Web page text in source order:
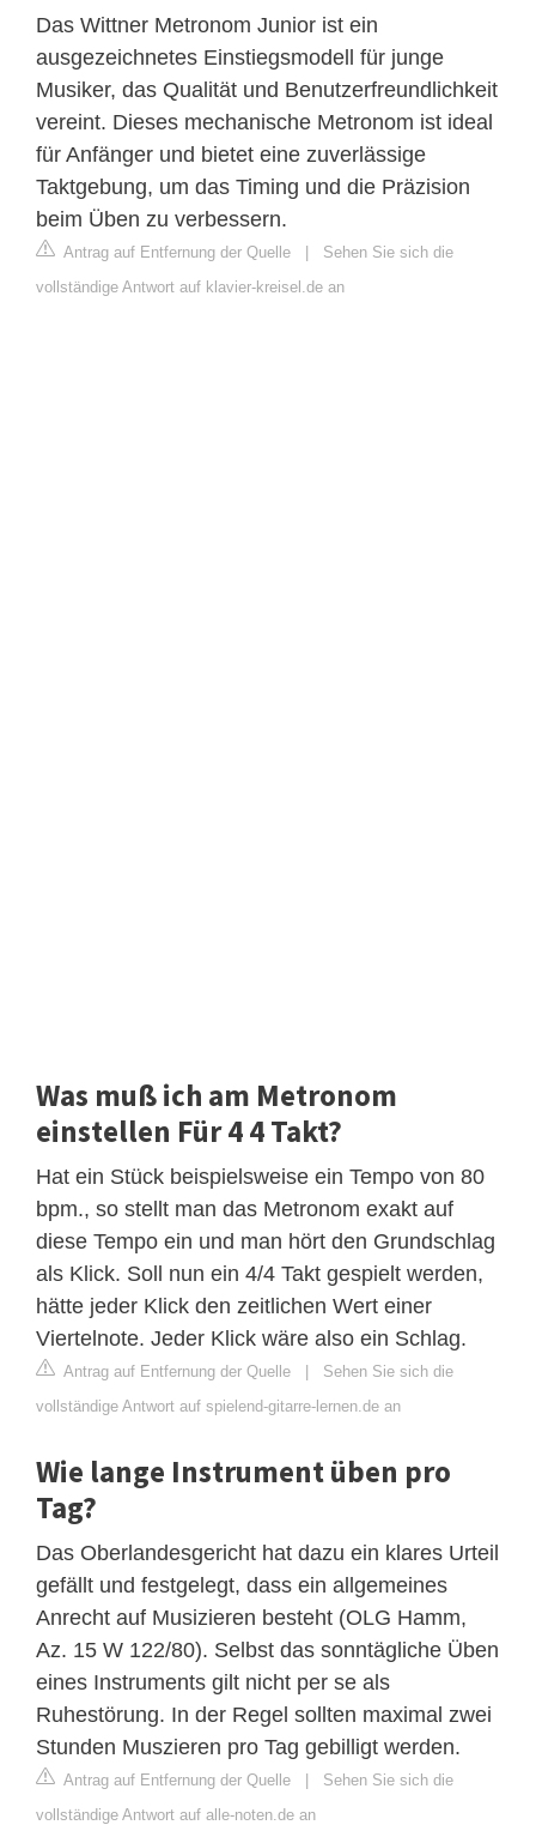
Das Wittner Metronom Junior ist ein
ausgezeichnetes Einstiegsmodell für junge
Musiker, das Qualität und Benutzerfreundlichkeit
vereint. Dieses mechanische Metronom ist ideal
für Anfänger und bietet eine zuverlässige
Taktgebung, um das Timing und die Präzision
beim Üben zu verbessern.
Antrag auf Entfernung der Quelle | Sehen Sie sich die
vollständige Antwort auf klavier-kreisel.de an
Was muß ich am Metronom
einstellen Für 4 4 Takt?
Hat ein Stück beispielsweise ein Tempo von 80
bpm., so stellt man das Metronom exakt auf
diese Tempo ein und man hört den Grundschlag
als Klick. Soll nun ein 4/4 Takt gespielt werden,
hätte jeder Klick den zeitlichen Wert einer
Viertelnote. Jeder Klick wäre also ein Schlag.
Antrag auf Entfernung der Quelle | Sehen Sie sich die
vollständige Antwort auf spielend-gitarre-lernen.de an
Wie lange Instrument üben pro
Tag?
Das Oberlandesgericht hat dazu ein klares Urteil
gefällt und festgelegt, dass ein allgemeines
Anrecht auf Musizieren besteht (OLG Hamm,
Az. 15 W 122/80). Selbst das sonntägliche Üben
eines Instruments gilt nicht per se als
Ruhestörung. In der Regel sollten maximal zwei
Stunden Muszieren pro Tag gebilligt werden.
Antrag auf Entfernung der Quelle | Sehen Sie sich die
vollständige Antwort auf alle-noten.de an